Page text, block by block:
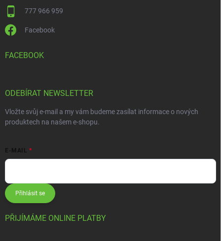
777 966 959
Facebook
FACEBOOK
ODEBÍRAT NEWSLETTER
Vložte svůj e-mail a my vám budeme zasílat informace o nových
produktech na našem e-shopu.
E-MAIL
Přihlásit se
PŘIJÍMÁME ONLINE PLATBY